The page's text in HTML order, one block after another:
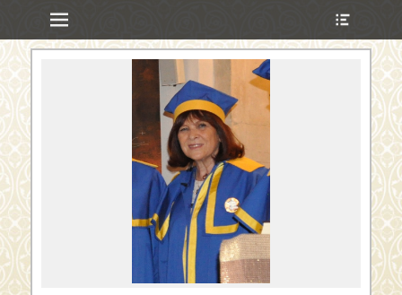
Menu principal
Aller
au
contenu
tête